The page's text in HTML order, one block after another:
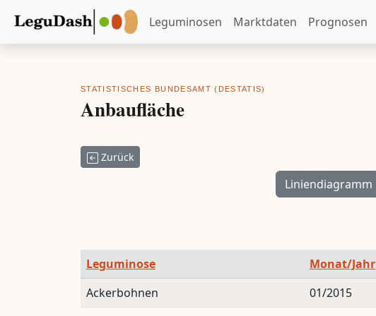
Leguminosen Marktdaten Prognosen
STATISTISCHES BUNDESAMT (DESTATIS)
Anbaufläche
Zurück
Liniendiagramm
Leguminose Monat/Jahr
Ackerbohnen
01/2015